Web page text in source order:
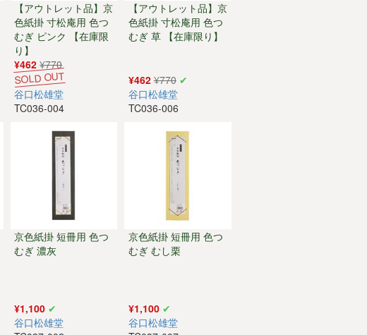
【アウトレット品】京
色紙掛 寸松庵用 色つ
むぎ ピンク 【在庫限
り】
¥462 ¥770
谷口松雄堂
TC036-004
【アウトレット品】京
色紙掛 寸松庵用 色つ
むぎ 草 【在庫限り】
¥462 ¥770
谷口松雄堂
TC036-006
京色紙掛 短冊用 色つ
むぎ 濃灰
¥1,100
谷口松雄堂
京色紙掛 短冊用 色つ
むぎ むし栗
¥1,100
谷口松雄堂